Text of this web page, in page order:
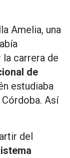
Amelia, una
la carrera de
de
estudiaba
Así
del